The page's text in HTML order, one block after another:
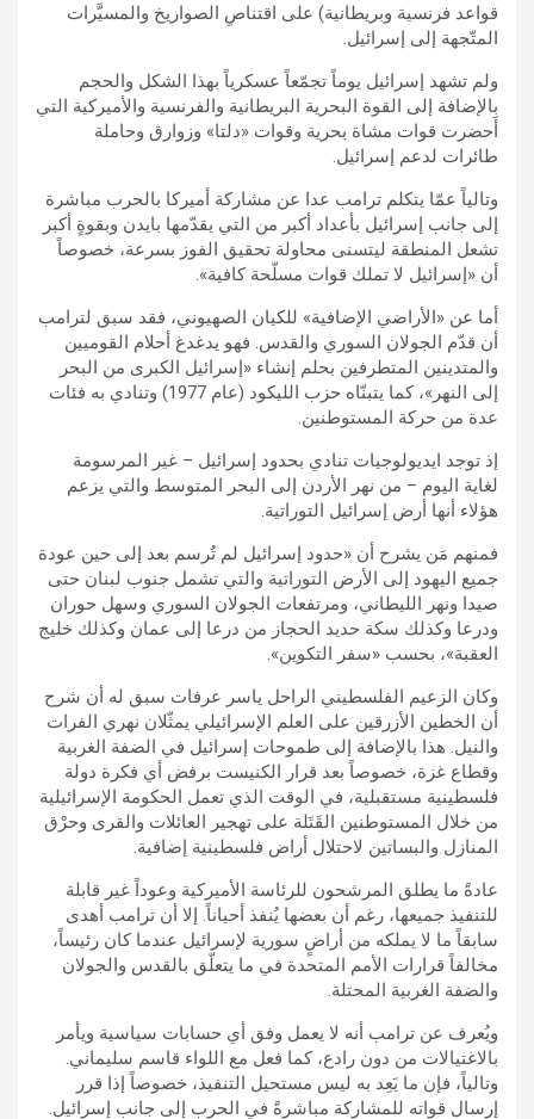
قواعد فرنسية وبريطانية) على اقتناصِ الصواريخ والمسيَّرات
المتّجهة إلى إسرائيل.
ولم تشهد إسرائيل يوماً تجمّعاً عسكرياً بهذا الشكل والحجم
بالإضافة إلى القوة البحرية البريطانية والفرنسية والأميركية التي
أَحضرت قوات مشاة بحرية وقوات «دلتا» وزوارق وحاملة
طائرات لدعم إسرائيل.
وتالياً عمّا يتكلم ترامب عدا عن مشاركة أميركا بالحرب مباشرة
إلى جانب إسرائيل بأعداد أكبر من التي يقدّمها بايدن وبقوةٍ أكبر
تشعل المنطقة ليتسنى محاولة تحقيق الفوز بسرعة، خصوصاً
أن «إسرائيل لا تملك قوات مسلّحة كافية».
أما عن «الأراضي الإضافية» للكيان الصهيوني، فقد سبق لترامب
أن قدّم الجولان السوري والقدس. فهو يدغدغ أحلام القوميين
والمتدينين المتطرفين بحلم إنشاء «إسرائيل الكبرى من البحر
إلى النهر»، كما يتبنّاه حزب الليكود (عام 1977) وتنادي به فئات
عدة من حركة المستوطنين.
إذ توجد ايديولوجيات تنادي بحدود إسرائيل – غير المرسومة
لغاية اليوم – من نهر الأردن إلى البحر المتوسط والتي يزعم
هؤلاء أنها أرض إسرائيل التوراتية.
فمنهم مَن يشرح أن «حدود إسرائيل لم تُرسم بعد إلى حين عودة
جميع اليهود إلى الأرض التوراتية والتي تشمل جنوب لبنان حتى
صيدا ونهر الليطاني، ومرتفعات الجولان السوري وسهل حوران
ودرعا وكذلك سكة حديد الحجاز من درعا إلى عمان وكذلك خليج
العقبة»، بحسب «سفر التكوين».
وكان الزعيم الفلسطيني الراحل ياسر عرفات سبق له أن شرح
أن الخطين الأزرقين على العلم الإسرائيلي يمثّلان نهري الفرات
والنيل. هذا بالإضافة إلى طموحات إسرائيل في الضفة الغربية
وقطاع غزة، خصوصاً بعد قرار الكنيست برفض أي فكرة دولة
فلسطينية مستقبلية، في الوقت الذي تعمل الحكومة الإسرائيلية
من خلال المستوطنين القَتَلة على تهجير العائلات والقرى وحرْق
المنازل والبساتين لاحتلال أراض فلسطينية إضافية.
عادةً ما يطلق المرشحون للرئاسة الأميركية وعوداً غير قابلة
للتنفيذ جميعها، رغم أن بعضها يُنفذ أحياناً. إلا أن ترامب أهدى
سابقاً ما لا يملكه من أراضٍ سورية لإسرائيل عندما كان رئيساً،
مخالفاً قرارات الأمم المتحدة في ما يتعلّق بالقدس والجولان
والضفة الغربية المحتلة.
ويُعرف عن ترامب أنه لا يعمل وفق أي حسابات سياسية ويأمر
بالاغتيالات من دون رادع، كما فعل مع اللواء قاسم سليماني.
وتالياً، فإن ما يَعِد به ليس مستحيل التنفيذ، خصوصاً إذا قرر
إرسال قواته للمشاركة مباشرةً في الحرب إلى جانب إسرائيل.